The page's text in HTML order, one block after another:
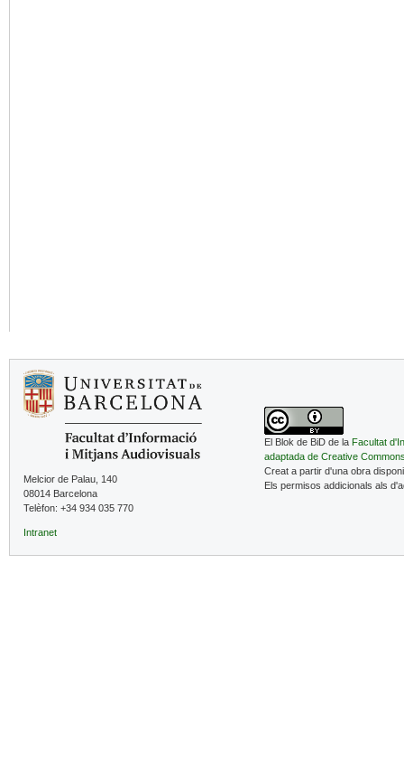
Melcior de Palau, 140
08014 Barcelona
Telèfon: +34 934 035 770
Intranet
El Blok de BiD de la Facultat
adaptada de Creative
Creat a partir d'una obra
Els permisos addicionals als